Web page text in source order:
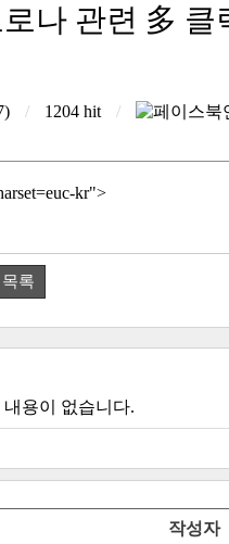
나 관련 多 클
/ 1204 hit /
kr">
목록
내용이 없습니다.
작성자